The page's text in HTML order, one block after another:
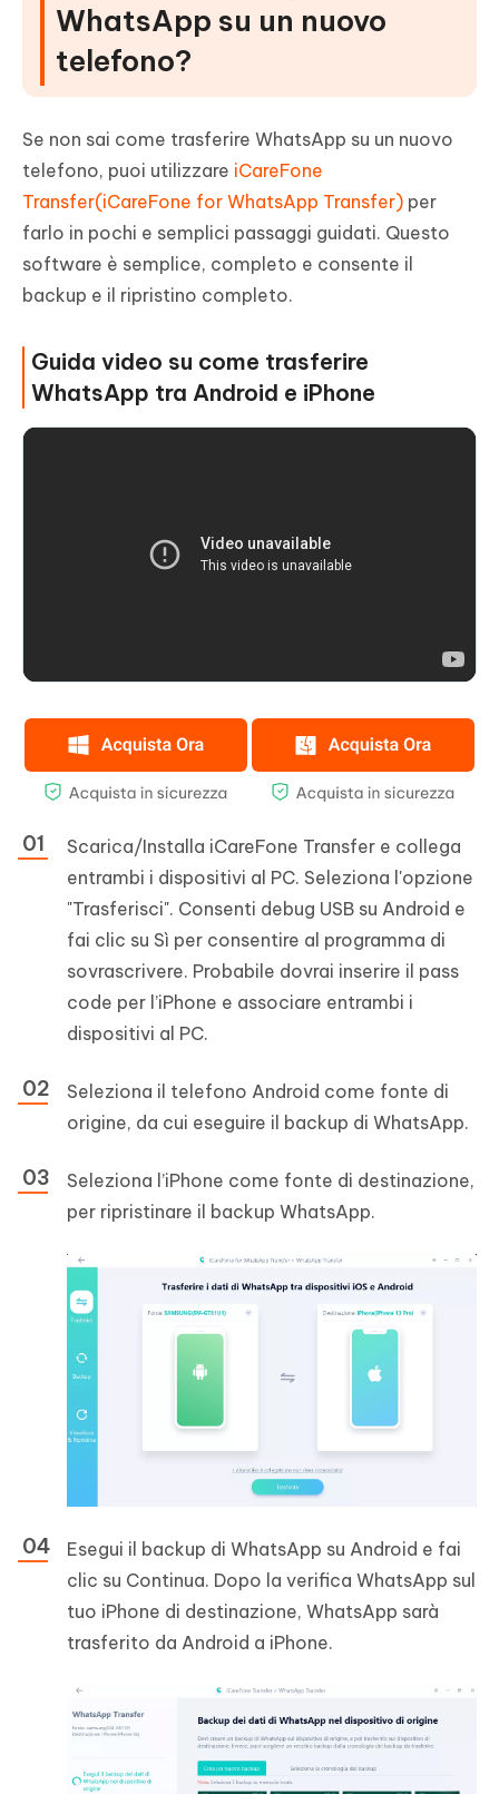
WhatsApp su un nuovo
telefono?
Se non sai come trasferire WhatsApp su un nuovo
telefono, puoi utilizzare iCareFone
Transfer(iCareFone for WhatsApp Transfer) per
farlo in pochi e semplici passaggi guidati. Questo
software è semplice, completo e consente il
backup e il ripristino completo.
Guida video su come trasferire
WhatsApp tra Android e iPhone
Scarica/Installa iCareFone Transfer e collega
entrambi i dispositivi al PC. Seleziona l'opzione
"Trasferisci". Consenti debug USB su Android e
fai clic su Sì per consentire al programma di
sovrascrivere. Probabile dovrai inserire il pass
code per l’iPhone e associare entrambi i
dispositivi al PC.
Seleziona il telefono Android come fonte di
origine, da cui eseguire il backup di WhatsApp.
Seleziona l’iPhone come fonte di destinazione,
per ripristinare il backup WhatsApp.
Esegui il backup di WhatsApp su Android e fai
clic su Continua. Dopo la verifica WhatsApp sul
tuo iPhone di destinazione, WhatsApp sarà
trasferito da Android a iPhone.